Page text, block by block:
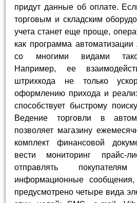
придут данные об оплате.
торговым и складским
учета станет еще проще,
как программа автоматизации
со многими видами
Например, ее
штрихкода не только
оформлению прихода и
способствует быстрому
Ведение торговли в
позволяет магазину
комплект финансовой
вести мониторинг прайс-
отправлять
информационные
предусмотрено четыре вида